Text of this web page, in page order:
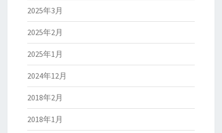
2025年3月
2025年2月
2025年1月
2024年12月
2018年2月
2018年1月